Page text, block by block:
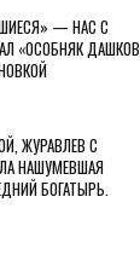
— НАС С
«ОСОБНЯК ДАШКОВ
ЖУРАВЛЕВ С
НАШУМЕВШАЯ
БОГАТЫРЬ.